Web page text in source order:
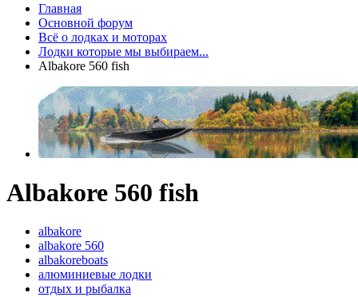
Главная
Основной форум
Всё о лодках и моторах
Лодки которые мы выбираем...
Albakore 560 fish
Albakore 560 fish
albakore
albakore 560
albakoreboats
алюминиевые лодки
отдых и рыбалка